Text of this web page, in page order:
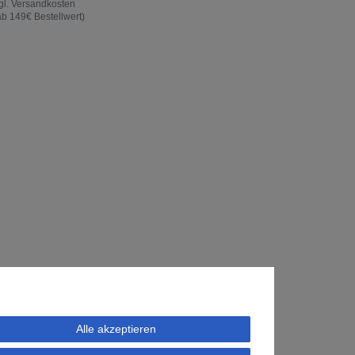
Versandkosten
149€ Bestellwert)
Alle akzeptieren